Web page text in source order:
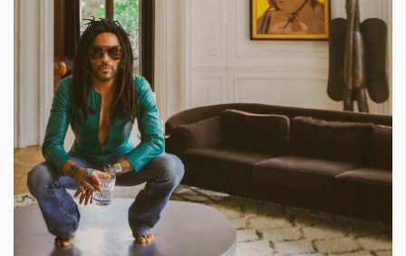
КАТЕГОРИИ
Wine&Dine
Подкасти
Мода
Dialogue
Изкуство
ЗА НАС
Условия за
За нас
Реклама
Политика за